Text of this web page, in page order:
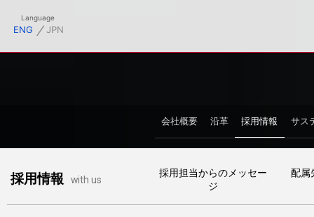
Language
ENG ⁄ JPN
ィシャルサイト
会社概要 沿革 採用情報 サス
採用情報 with us
採用担当からのメッセー
ジ
配属